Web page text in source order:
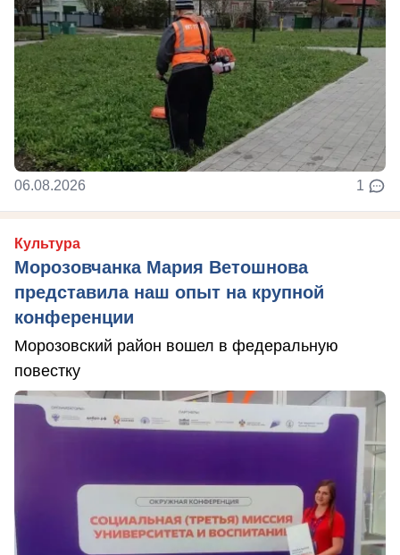
06.08.2026 1
Культура
Морозовчанка Мария Ветошнова
представила наш опыт на крупной
конференции
Морозовский район вошел в федеральную
повестку